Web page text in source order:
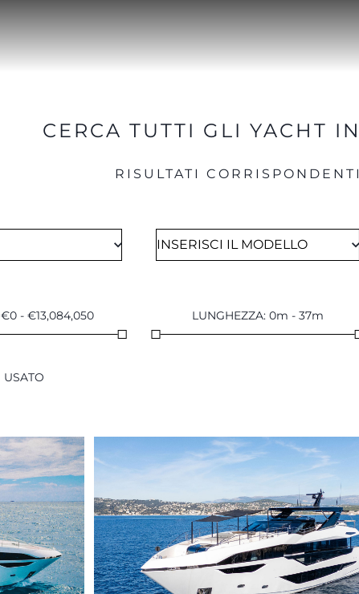
CERCA TUTTI GLI YACHT
RISULTATI CORRISPONDENTI
€0- €13,084,050 LUNGHEZZA: 0m - 37m
USATO